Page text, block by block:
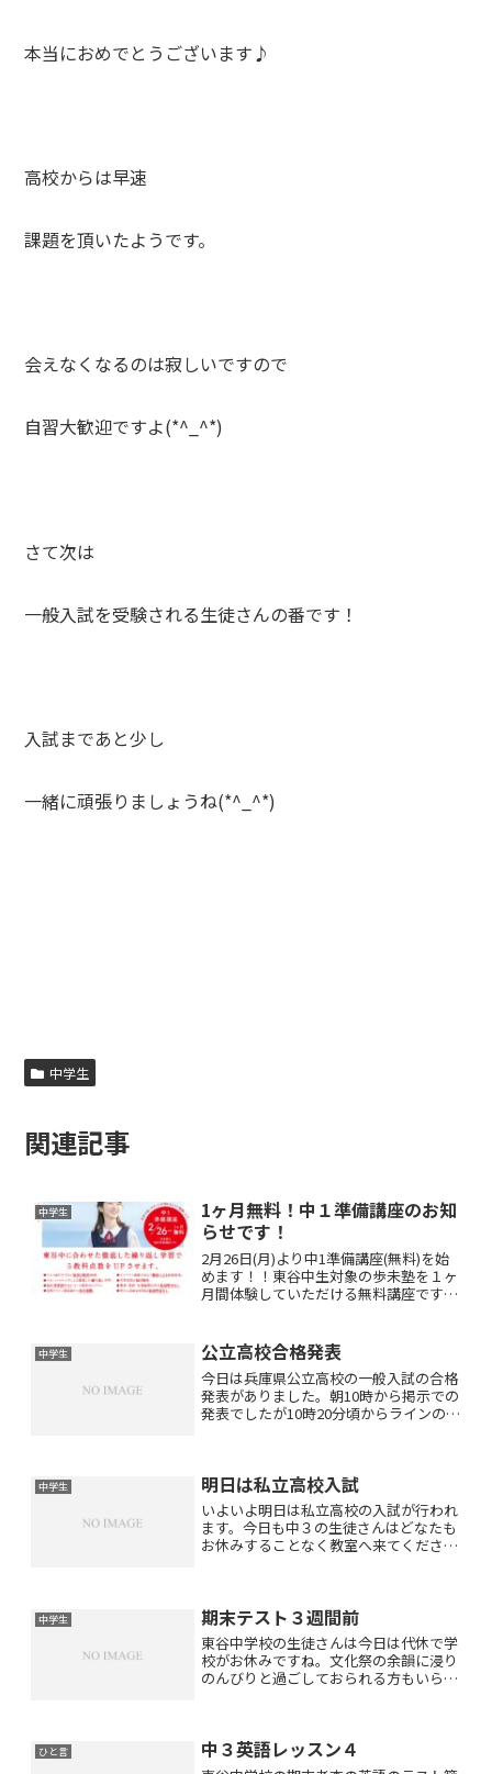
本当におめでとうございます♪
高校からは早速
課題を頂いたようです。
会えなくなるのは寂しいですので
自習大歓迎ですよ(*^_^*)
さて次は
一般入試を受験される生徒さんの番です！
入試まであと少し
一緒に頑張りましょうね(*^_^*)
中学生
関連記事
中学生
1ヶ月無料！中１準備講座のお知
らせです！
2月26日(月)より中1準備講座(無料)を始
めます！！東谷中生対象の歩未塾を１ヶ
月間体験していただける無料講座です♪
た！ありがとうございますm(__)m東谷
中学校で良いス...
中学生 公立高校合格発表
今日は兵庫県公立高校の一般入試の合格
発表がありました。朝10時から掲示での
発表でしたが10時20分頃からラインの通
認してみると合格の...
中学生 明日は私立高校入試
いよいよ明日は私立高校の入試が行われ
ます。今日も中３の生徒さんはどなたも
お休みすることなく教室へ来てください
んと握手をしたり...
中学生 期末テスト３週間前
東谷中学校の生徒さんは今日は代休で学
校がお休みですね。文化祭の余韻に浸り
のんびりと過ごしておられる方もいらっ
つけて勉強しまし...
ひと言 中３英語レッスン４